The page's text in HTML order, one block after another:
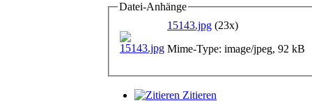
Datei-Anhänge
15143.jpg (23x)
Mime-Type: image/jpeg, 92 kB
Zitieren